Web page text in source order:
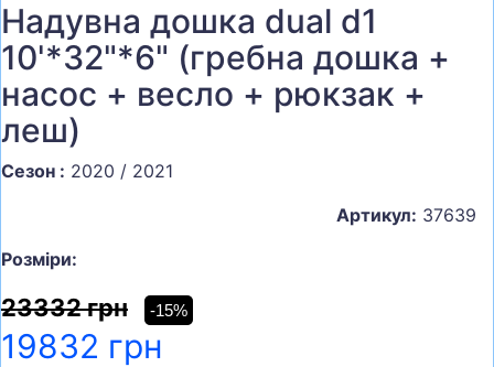
Надувна дошка dual d1
10'*32"*6" (гребна дошка +
насос + весло + рюкзак +
леш)
Сезон : 2020 / 2021
Артикул: 37639
Розміри:
23332 грн -15%
19832 грн